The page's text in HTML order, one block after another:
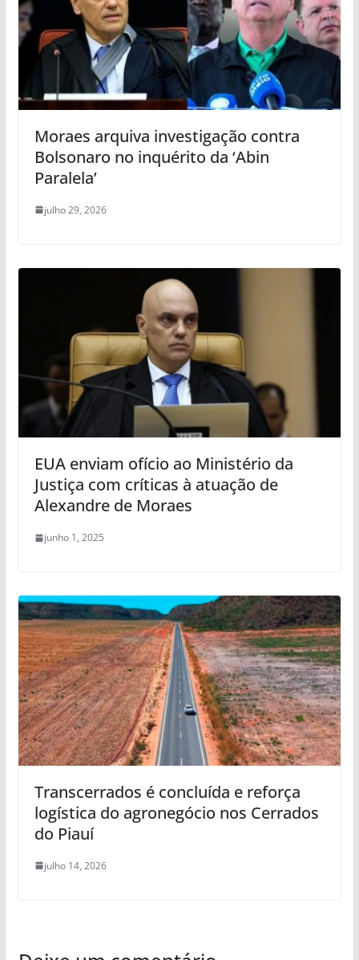
Moraes arquiva investigação contra
Bolsonaro no inquérito da ‘Abin
Paralela’
julho 29, 2026
EUA enviam ofício ao Ministério da
Justiça com críticas à atuação de
Alexandre de Moraes
junho 1, 2025
Transcerrados é concluída e reforça
logística do agronegócio nos Cerrados
do Piauí
julho 14, 2026